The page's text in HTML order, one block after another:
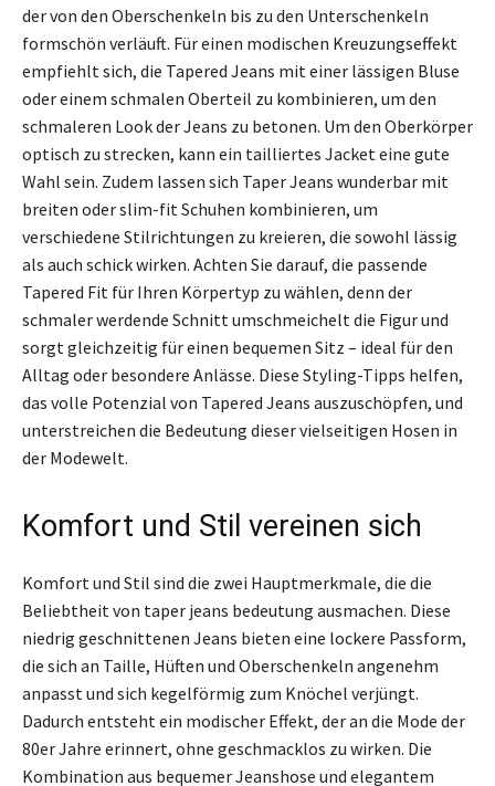
der von den Oberschenkeln bis zu den Unterschenkeln
formschön verläuft. Für einen modischen Kreuzungseffekt
empfiehlt sich, die Tapered Jeans mit einer lässigen Bluse
oder einem schmalen Oberteil zu kombinieren, um den
schmaleren Look der Jeans zu betonen. Um den Oberkörper
optisch zu strecken, kann ein tailliertes Jacket eine gute
Wahl sein. Zudem lassen sich Taper Jeans wunderbar mit
breiten oder slim-fit Schuhen kombinieren, um
verschiedene Stilrichtungen zu kreieren, die sowohl lässig
als auch schick wirken. Achten Sie darauf, die passende
Tapered Fit für Ihren Körpertyp zu wählen, denn der
schmaler werdende Schnitt umschmeichelt die Figur und
sorgt gleichzeitig für einen bequemen Sitz – ideal für den
Alltag oder besondere Anlässe. Diese Styling-Tipps helfen,
das volle Potenzial von Tapered Jeans auszuschöpfen, und
unterstreichen die Bedeutung dieser vielseitigen Hosen in
der Modewelt.
Komfort und Stil vereinen sich
Komfort und Stil sind die zwei Hauptmerkmale, die die
Beliebtheit von taper jeans bedeutung ausmachen. Diese
niedrig geschnittenen Jeans bieten eine lockere Passform,
die sich an Taille, Hüften und Oberschenkeln angenehm
anpasst und sich kegelförmig zum Knöchel verjüngt.
Dadurch entsteht ein modischer Effekt, der an die Mode der
80er Jahre erinnert, ohne geschmacklos zu wirken. Die
Kombination aus bequemer Jeanshose und elegantem